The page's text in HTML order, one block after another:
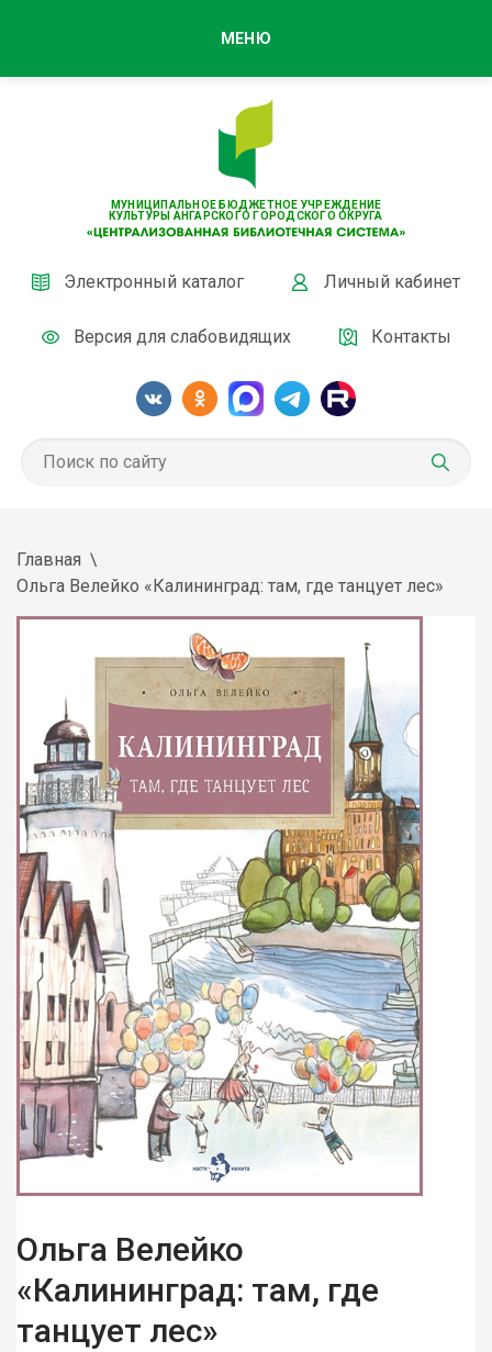
МУНИЦИПАЛЬНОЕ БЮДЖЕТНОЕ УЧРЕЖДЕНИЕ
КУЛЬТУРЫ АНГАРСКОГО ГОРОДСКОГО ОКРУГА
Электронный каталог Личный кабинет
Версия для слабовидящих Контакты
МЕНЮ
Главная
Ольга Велейко «Калининград: там, где танцует лес»
Ольга Велейко
«Калининград: там, где
танцует лес»